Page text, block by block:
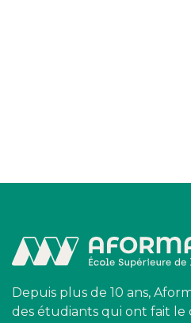
Depuis plus de 10 ans,
des étudiants qui ont fait le